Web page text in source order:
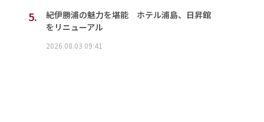
5.
紀伊勝浦の魅力を堪能 ホテル浦島、日昇館
をリニューアル
2026.08.03 09:41